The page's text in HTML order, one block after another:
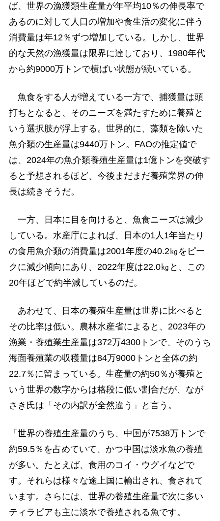
ば、世界の漁獲類生産量が年平均10％の伸長率で
あるのに対して人口の増加や食生活の変化に伴う
消費量は年12％ずつ増加している。しかし、世界
的な天然の漁獲量は限界に達しており、1980年代
から約9000万トンで横ばい状態が続いている。
魚食をする人が増えている一方で、捕獲量は頭
打ちとなると、そのニーズを満たすために養殖と
いう選択肢が浮上する。世界的に、藻類を除いた
魚介類の生産量は9440万トン。FAOの推定値で
は、2024年の魚介類養殖生産量は1億トンを突破す
ると予想されるほど、今後まだまだ養殖業界の伸
長は続きそうだ。
一方、日本に目を向けると、魚食ニーズは減少
している。水産庁によれば、日本の1人1年当たり
の食用魚介類の消費量は2001年度の40.2㎏をピー
クに減少傾向にあり、2022年度は22.0㎏と、この
20年ほどで約半減しているのだ。
あわせて、日本の養殖生産量は世界に比べると
その比率は低い。農林水産省によると、2023年の
漁業・養殖業生産量は372万4300トンで、そのうち
海面養殖業の収穫量は84万9000トンと全体の約
22.7％に留まっている。生産量の約50％が養殖と
いう世界の数字からは格段に低い割合だが、なが
さき氏は「その内訳が全然違う」と言う。
「世界の養殖生産量のうち、中国が7538万トンで
約59.5％を占めていて、かつ中国は淡水魚の養殖
が多い。たとえば、食用のコイ・ウグイなどで
す。それらは様々な途上国に輸出され、食されて
います。さらには、世界の養殖生産量で次に多い
ティラピアも主に淡水で養殖される魚です。